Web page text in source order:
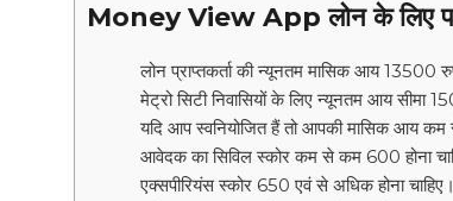
Money View App लोन के लिए
लोन प्राप्तकर्ता की न्यूनतम मासिक आय 13500
मेट्रो सिटी निवासियों के लिए न्यूनतम आय सीमा
यदि आप स्वनियोजित हैं तो आपकी मासिक आय कम
आवेदक का सिविल स्कोर कम से कम 600 होना
एक्सपीरियंस स्कोर 650 एवं से अधिक होना चाहिए।